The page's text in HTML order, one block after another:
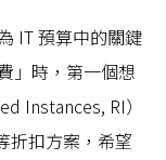
IT 預算中的關鍵
」時，第一個想
Instances, RI）
折扣方案，希望